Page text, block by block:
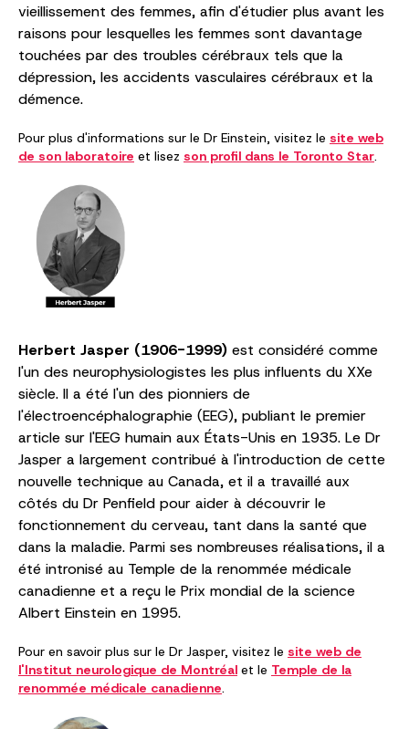
vieillissement des femmes, afin d'étudier plus avant les
raisons pour lesquelles les femmes sont davantage
touchées par des troubles cérébraux tels que la
dépression, les accidents vasculaires cérébraux et la
démence.
Pour plus d'informations sur le Dr Einstein, visitez le site web
de son laboratoire et lisez son profil dans le Toronto Star
Herbert Jasper (1906-1999) est considéré comme
l'un des neurophysiologistes les plus influents du XXe
siècle. Il a été l'un des pionniers de
l'électroencéphalographie (EEG), publiant le premier
article sur l'EEG humain aux États-Unis en 1935. Le Dr
Jasper a largement contribué à l'introduction de cette
nouvelle technique au Canada, et il a travaillé aux
côtés du Dr Penfield pour aider à découvrir le
fonctionnement du cerveau, tant dans la santé que
dans la maladie. Parmi ses nombreuses réalisations, il a
été intronisé au Temple de la renommée médicale
canadienne et a reçu le Prix mondial de la science
Albert Einstein en 1995.
Pour en savoir plus sur le Dr Jasper, visitez le site web de
l'Institut neurologique de Montréal et le Temple de la
renommée médicale canadienne